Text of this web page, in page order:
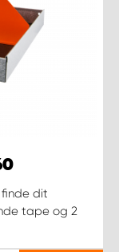
dit
tape og 2